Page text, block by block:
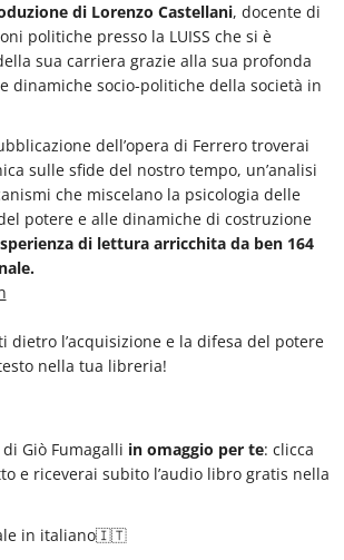
di Lorenzo Castellani, docente di
politiche presso la LUISS che si è
sua carriera grazie alla sua profonda
dinamiche socio-politiche della società in
dell’opera di Ferrero troverai
sulle sfide del nostro tempo, un’analisi
che miscelano la psicologia delle
potere e alle dinamiche di costruzione
di lettura arricchita da ben 164
.
dietro l’acquisizione e la difesa del potere
nella tua libreria!
Giò Fumagalli in omaggio per te: clicca
e riceverai subito l’audio libro gratis nella
in italiano🇮🇹